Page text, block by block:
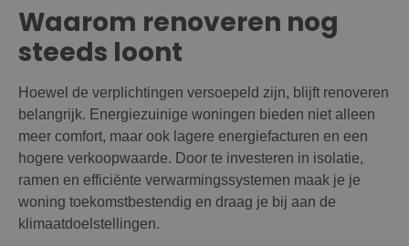
Waarom renoveren nog
steeds loont
Hoewel de verplichtingen versoepeld zijn, blijft renoveren
belangrijk. Energiezuinige woningen bieden niet alleen
meer comfort, maar ook lagere energiefacturen en een
hogere verkoopwaarde. Door te investeren in isolatie,
ramen en efficiënte verwarmingssystemen maak je je
woning toekomstbestendig en draag je bij aan de
klimaatdoelstellingen.